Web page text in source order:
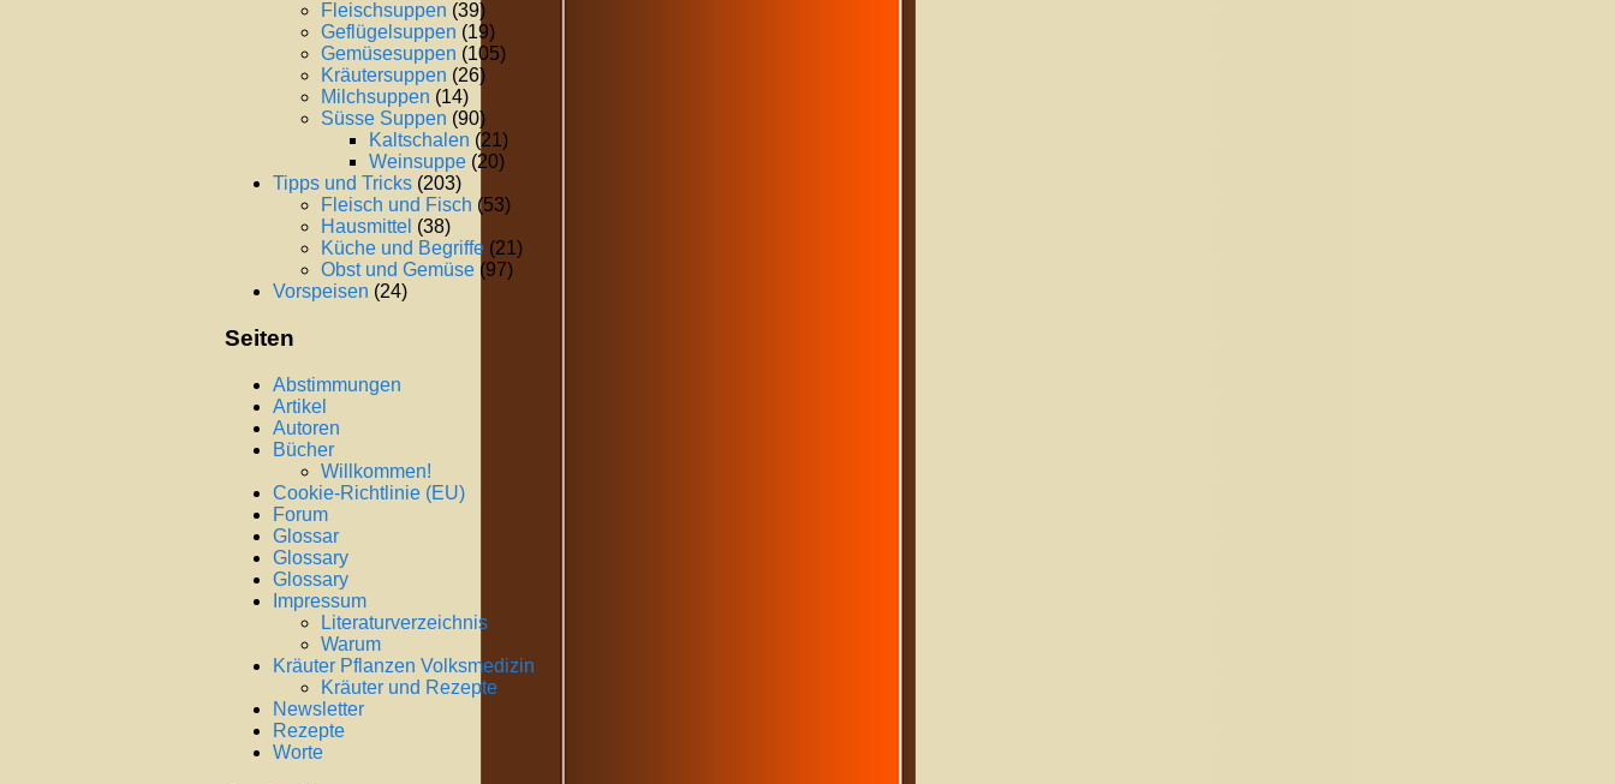
Fleischsuppen (39)
Geflügelsuppen (19)
Gemüsesuppen (105)
Kräutersuppen (26)
Milchsuppen (14)
Süsse Suppen (90)
Kaltschalen (21)
Weinsuppe (20)
Tipps und Tricks (203)
Fleisch und Fisch (53)
Hausmittel (38)
Küche und Begriffe (21)
Obst und Gemüse (97)
Vorspeisen (24)
Seiten
Abstimmungen
Artikel
Autoren
Bücher
Willkommen!
Cookie-Richtlinie (EU)
Forum
Glossar
Glossary
Glossary
Impressum
Literaturverzeichnis
Warum
Kräuter Pflanzen Volksmedizin
Kräuter und Rezepte
Newsletter
Rezepte
Worte